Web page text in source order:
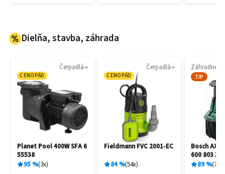
Dielňa, stavba, záhrada
Čerpadlá
CENOPÁD
Planet Pool 400W SFA 6
55538
95% 3x
Čerpadlá
CENOPÁD
Fieldmann FVC 2001-EC
84% 54x
TIP
Bosch AXT
600 803
89% 7